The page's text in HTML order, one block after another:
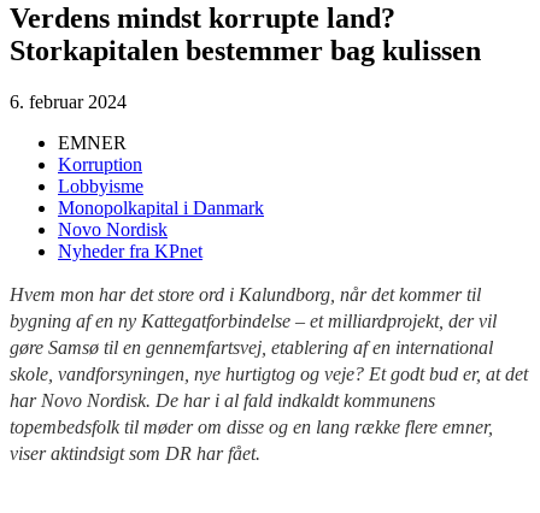
Verdens mindst korrupte land?
Storkapitalen bestemmer bag kulissen
6. februar 2024
EMNER
Korruption
Lobbyisme
Monopolkapital i Danmark
Novo Nordisk
Nyheder fra KPnet
Hvem mon har det store ord i Kalundborg, når det kommer til
bygning af en ny Kattegatforbindelse – et milliardprojekt, der vil
gøre Samsø til en gennemfartsvej, etablering af en international
skole, vandforsyningen, nye hurtigtog og veje? Et godt bud er, at det
har Novo Nordisk. De har i al fald indkaldt kommunens
topembedsfolk til møder om disse og en lang række flere emner,
viser aktindsigt som DR har fået.